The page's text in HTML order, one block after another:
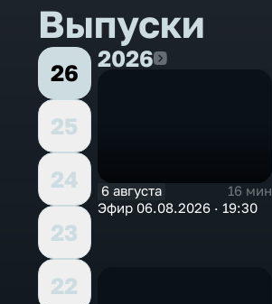
Выпуски
26
25
24
23
22
20262026
6 августа
16 мин
Эфир 06.08.2026 · 19:30